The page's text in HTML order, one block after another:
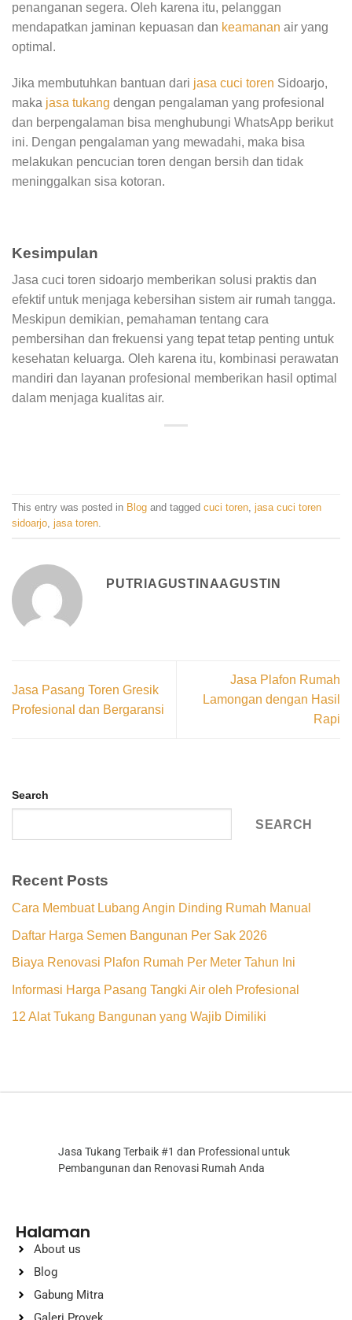
penanganan segera. Oleh karena itu, pelanggan
mendapatkan jaminan kepuasan dan keamanan air yang
optimal.
Jika membutuhkan bantuan dari jasa cuci toren Sidoarjo,
maka jasa tukang dengan pengalaman yang profesional
dan berpengalaman bisa menghubungi WhatsApp berikut
ini. Dengan pengalaman yang mewadahi, maka bisa
melakukan pencucian toren dengan bersih dan tidak
meninggalkan sisa kotoran.
Kesimpulan
Jasa cuci toren sidoarjo memberikan solusi praktis dan
efektif untuk menjaga kebersihan sistem air rumah tangga.
Meskipun demikian, pemahaman tentang cara
pembersihan dan frekuensi yang tepat tetap penting untuk
kesehatan keluarga. Oleh karena itu, kombinasi perawatan
mandiri dan layanan profesional memberikan hasil optimal
dalam menjaga kualitas air.
This entry was posted in Blog and tagged cuci toren, jasa cuci toren
sidoarjo, jasa toren.
PUTRIAGUSTINAAGUSTIN
Jasa Pasang Toren Gresik
Profesional dan Bergaransi
Jasa Plafon Rumah
Lamongan dengan Hasil
Rapi
Search
SEARCH
Recent Posts
Cara Membuat Lubang Angin Dinding Rumah Manual
Daftar Harga Semen Bangunan Per Sak 2026
Biaya Renovasi Plafon Rumah Per Meter Tahun Ini
Informasi Harga Pasang Tangki Air oleh Profesional
12 Alat Tukang Bangunan yang Wajib Dimiliki
Jasa Tukang Terbaik #1 dan Professional untuk
Pembangunan dan Renovasi Rumah Anda
Halaman
About us
Blog
Gabung Mitra